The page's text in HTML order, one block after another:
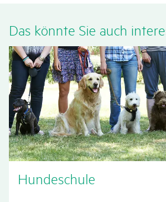
Das könnte Sie auch
Hunde­schule